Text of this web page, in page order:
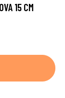
15 CM